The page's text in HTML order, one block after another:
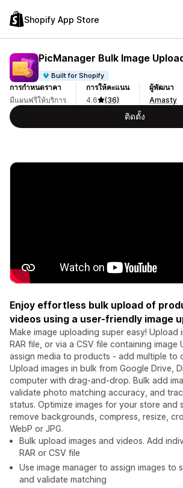
Shopify App Store
PicManager Bulk Image
Built for Shopify
การกำหนดราคา
มีแผนฟรีให้บริการ
การให้คะแนน
4.6
(36)
ผู้พัฒนา
Amasty
ติดตั้ง
Enjoy effortless bulk upload of
videos using a user-friendly image
Make image uploading super easy! Upload
RAR file, or via a CSV file containing image
assign media to products - add multiple to
Upload images in bulk from Google Drive,
computer with drag-and-drop. Bulk add
validate photo matching accuracy, and
status. Optimize images for your store and
remove backgrounds, compress, resize,
WebP or JPG.
Bulk upload images and videos. Add
RAR or CSV file
Use image manager to assign images to
and validate matching